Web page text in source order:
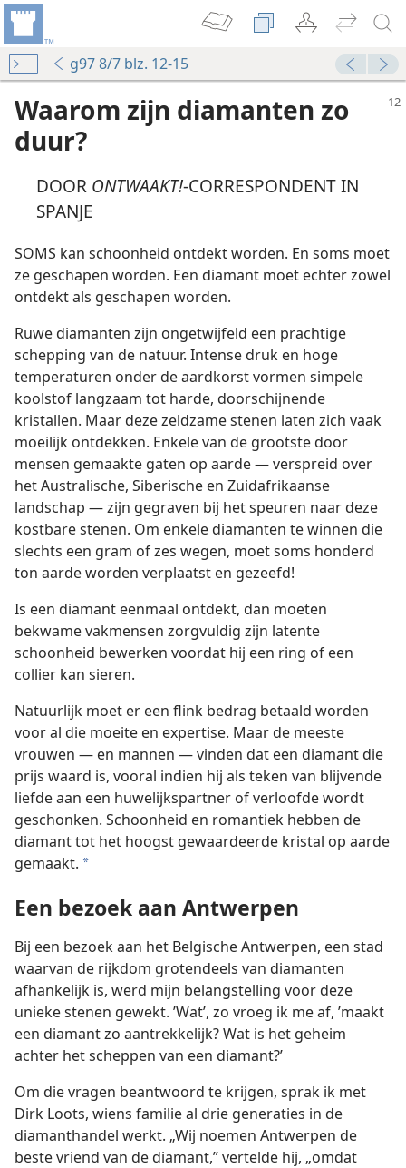
g97 8/7 blz. 12-15
Waarom zijn diamanten zo
duur?
DOOR ONTWAAKT!-CORRESPONDENT IN
SPANJE
SOMS kan schoonheid ontdekt worden. En soms moet
ze geschapen worden. Een diamant moet echter zowel
ontdekt als geschapen worden.
Ruwe diamanten zijn ongetwijfeld een prachtige
schepping van de natuur. Intense druk en hoge
temperaturen onder de aardkorst vormen simpele
koolstof langzaam tot harde, doorschijnende
kristallen. Maar deze zeldzame stenen laten zich vaak
moeilijk ontdekken. Enkele van de grootste door
mensen gemaakte gaten op aarde — verspreid over
het Australische, Siberische en Zuidafrikaanse
landschap — zijn gegraven bij het speuren naar deze
kostbare stenen. Om enkele diamanten te winnen die
slechts een gram of zes wegen, moet soms honderd
ton aarde worden verplaatst en gezeefd!
Is een diamant eenmaal ontdekt, dan moeten
bekwame vakmensen zorgvuldig zijn latente
schoonheid bewerken voordat hij een ring of een
collier kan sieren.
Natuurlijk moet er een flink bedrag betaald worden
voor al die moeite en expertise. Maar de meeste
vrouwen — en mannen — vinden dat een diamant die
prijs waard is, vooral indien hij als teken van blijvende
liefde aan een huwelijkspartner of verloofde wordt
geschonken. Schoonheid en romantiek hebben de
diamant tot het hoogst gewaardeerde kristal op aarde
gemaakt. a
Een bezoek aan Antwerpen
Bij een bezoek aan het Belgische Antwerpen, een stad
waarvan de rijkdom grotendeels van diamanten
afhankelijk is, werd mijn belangstelling voor deze
unieke stenen gewekt. ’Wat’, zo vroeg ik me af, ’maakt
een diamant zo aantrekkelijk? Wat is het geheim
achter het scheppen van een diamant?’
Om die vragen beantwoord te krijgen, sprak ik met
Dirk Loots, wiens familie al drie generaties in de
diamanthandel werkt. „Wij noemen Antwerpen de
beste vriend van de diamant,” vertelde hij, „omdat